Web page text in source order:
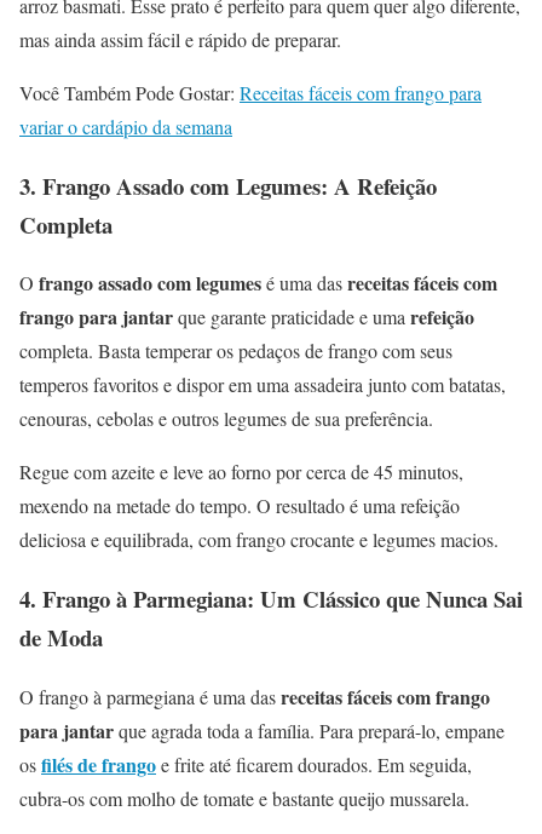
arroz basmati. Esse prato é perfeito para quem quer algo diferente,
mas ainda assim fácil e rápido de preparar.
Você Também Pode Gostar: Receitas fáceis com frango para
variar o cardápio da semana
3. Frango Assado com Legumes: A Refeição
Completa
O frango assado com legumesé uma dasreceitas fáceis com
frango para jantarque garante praticidade e umarefeição
completa. Basta temperar os pedaços de frango com seus
temperos favoritos e dispor em uma assadeira junto com batatas,
cenouras, cebolas e outros legumes de sua preferência.
Regue com azeite e leve ao forno por cerca de 45 minutos,
mexendo na metade do tempo. O resultado é uma refeição
deliciosa e equilibrada, com frango crocante e legumes macios.
4. Frango à Parmegiana: Um Clássico que Nunca Sai
de Moda
O frango à parmegiana é uma dasreceitas fáceis com frango
para jantarque agrada toda a família. Para prepará-lo, empane
osfilés de frangoe frite até ficarem dourados. Em seguida,
cubra-os com molho de tomate e bastante queijo mussarela.